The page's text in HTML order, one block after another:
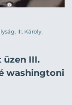
, III. Károly,
III.
washingtoni